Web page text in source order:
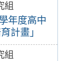
組
年度高中
計畫」
組